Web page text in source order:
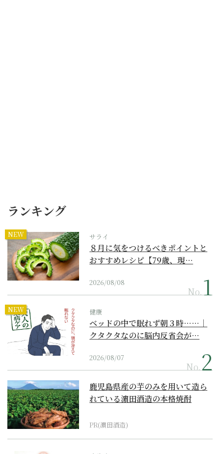
ランキング
NEW サライ
８月に気をつけるべきポイントと
おすすめレシピ【79歳、現…
2026/08/08
No.
NEW 健康
ベッドの中で眠れず朝３時……｜
クタクタなのに脳内反省会が…
2026/08/07
No.
鹿児島県産の芋のみを用いて造ら
れている濵田酒造の本格焼酎
PR(濵田酒造)